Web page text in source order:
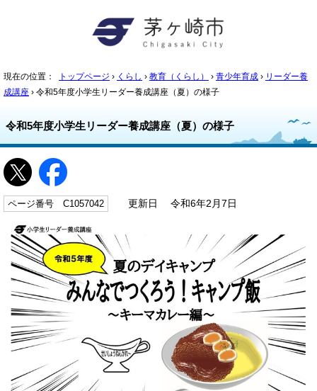
現在の位置： トップページ › くらし › 教育（くらし） › 青少年育成 › リーダー養
成講座 › 令和5年度小学生リーダー養成講座（夏）の様子
令和5年度小学生リーダー養成講座（夏）の様子
ページ番号 C1057042 更新日 令和6年2月7日